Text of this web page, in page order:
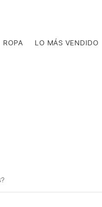
ROPA LO MÁS VENDIDO